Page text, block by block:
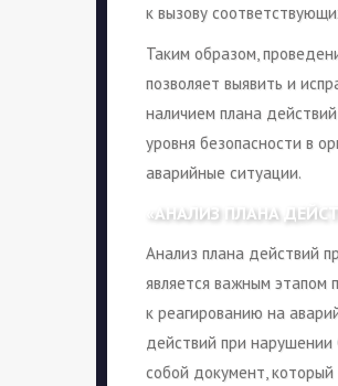
к вызову
Таким образом,
позволяет выявить и
наличием плана
уровня безопасности в
аварийные ситуации.
«АНАЛИЗ ПЛАНА
Анализ плана действий
является важным этапом
к реагированию на
действий при нарушении
собой документ,